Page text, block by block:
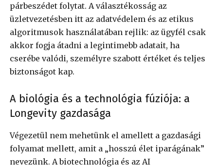
párbeszédet folytat. A választékosság az
üzletvezetésben itt az adatvédelem és az etikus
algoritmusok használatában rejlik: az ügyfél csak
akkor fogja átadni a legintimebb adatait, ha
cserébe valódi, személyre szabott értéket és teljes
biztonságot kap.
A biológia és a technológia fúziója: a
Longevity gazdasága
Végezetül nem mehetünk el amellett a gazdasági
folyamat mellett, amit a „hosszú élet iparágának”
nevezünk. A biotechnológia és az AI